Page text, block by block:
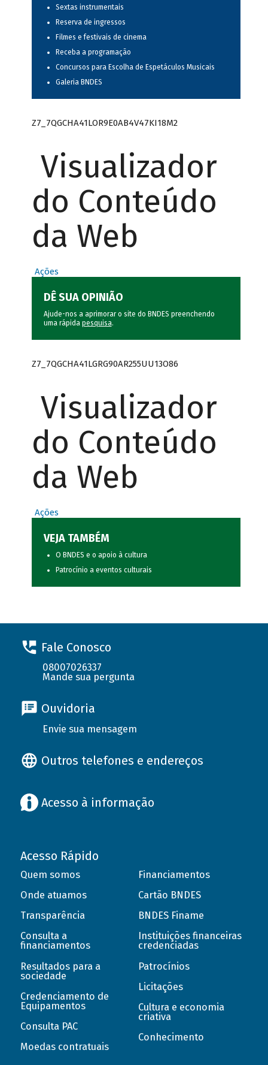
Sextas instrumentais
Reserva de ingressos
Filmes e festivais de cinema
Receba a programação
Concursos para Escolha de Espetáculos Musicais
Galeria BNDES
Z7_7QGCHA41LOR9E0AB4V47KI18M2
Visualizador
do Conteúdo
da Web
Ações
DÊ SUA OPINIÃO
Ajude-nos a aprimorar o site do BNDES preenchendo
uma rápida pesquisa.
Z7_7QGCHA41LGRG90AR255UU13O86
Visualizador
do Conteúdo
da Web
Ações
VEJA TAMBÉM
O BNDES e o apoio à cultura
Patrocínio a eventos culturais
Fale Conosco
08007026337
Mande sua pergunta
Ouvidoria
Envie sua mensagem
Outros telefones e endereços
Acesso à informação
Acesso Rápido
Quem somos
Onde atuamos
Transparência
Consulta a
financiamentos
Resultados para a
sociedade
Credenciamento de
Equipamentos
Consulta PAC
Moedas contratuais
Financiamentos
Cartão BNDES
BNDES Finame
Instituições financeiras
credenciadas
Patrocínios
Licitações
Cultura e economia
criativa
Conhecimento